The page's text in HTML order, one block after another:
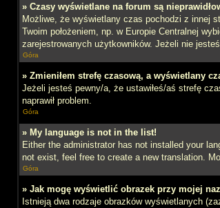
» Czasy wyświetlane na forum są
Możliwe, że wyświetlany czas pochodzi z innej
Twoim położeniem, np. w Europie Centralnej
zarejestrowanych użytkowników. Jeżeli nie
Góra
» Zmieniłem strefę czasową, a wyświetlany
Jeżeli jesteś pewny/a, że ustawiłeś/aś strefę
naprawił problem.
Góra
» My language is not in the list!
Either the administrator has not installed your
not exist, feel free to create a new translation.
Góra
» Jak mogę wyświetlić obrazek przy mojej
Istnieją dwa rodzaje obrazków wyświetlanych